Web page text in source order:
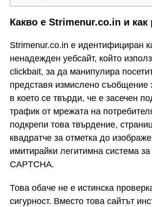
Какво е Strimenur.co.in и как
Strimenur.co.in е идентифициран
ненадежден уебсайт, който
clickbait, за да манипулира
представя измислено съобщение
в което се твърди, че е засечен
трафик от мрежата на
подкрепи това твърдение,
квадратче за отметка до
имитирайки легитимна система
CAPTCHA.
Това обаче не е истинска
сигурност. Вместо това сайтът